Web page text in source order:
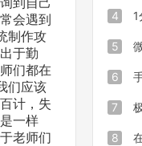
到自己
会遇到
制作攻
于勤
们都在
们应该
计，失
一样
老师们
高效
学会
都夸
段考
具，
神器
4
属成
这个
主任
5
用的
工具
下载
6
制作
统，
7
xcel
8